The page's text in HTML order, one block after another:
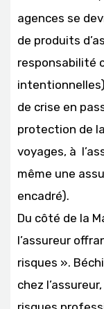
agences se
de produits
responsabilité
de crise en
protection de
voyages, à
même une
encadré).
Du côté de la
l’assureur
risques ».
chez